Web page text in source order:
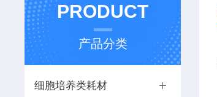
PRODUCT
产品分类
细胞培养类耗材